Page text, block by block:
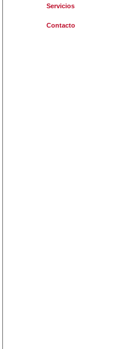
Servicios
Contacto